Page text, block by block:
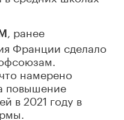
, ранее
Франции сделало
намерено
повышение
в 2021 году в